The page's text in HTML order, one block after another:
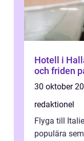
Hotell i
och friden
30 oktober
redaktionel
Flyga till
populära